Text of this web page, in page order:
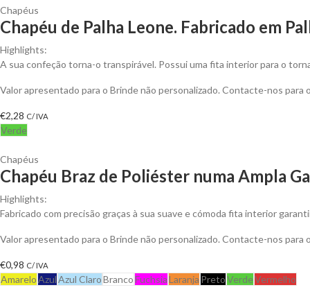
Chapéus
Chapéu de Palha Leone. Fabricado em
Highlights:
A sua confeção torna-o transpirável. Possui uma fita interior para o
Valor apresentado para o Brinde não personalizado. Contacte-nos
€2,28 C/ IVA
Verde
Chapéus
Chapéu Braz de Poliéster numa Ampla
Highlights:
Fabricado com precisão graças à sua suave e cómoda fita interior
Valor apresentado para o Brinde não personalizado. Contacte-nos
€0,98 C/ IVA
AmareloAzulAzul ClaroBrancoFuchsiaLaranja PretoVerdeVermelho